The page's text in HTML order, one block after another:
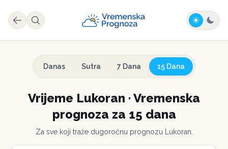
Danas Sutra 7 Dana 15 Dana
Vrijeme Lukoran · Vremenska
prognoza za 15 dana
Za sve koji traže dugoročnu prognozu Lukoran